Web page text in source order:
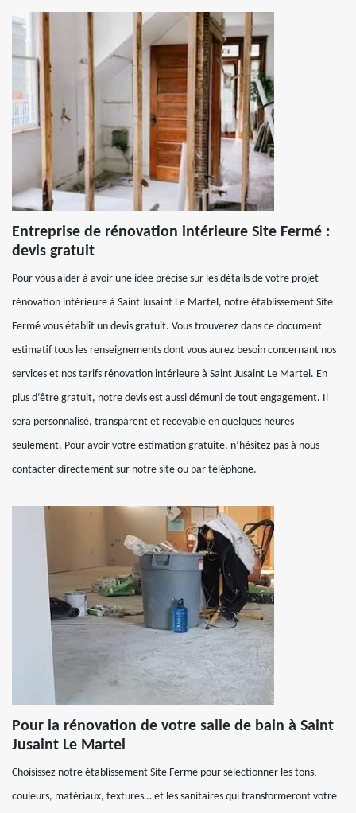
Entreprise de rénovation intérieure Site Fermé :
devis gratuit
Pour vous aider à avoir une idée précise sur les détails de votre projet
rénovation intérieure à Saint Jusaint Le Martel, notre établissement Site
Fermé vous établit un devis gratuit. Vous trouverez dans ce document
estimatif tous les renseignements dont vous aurez besoin concernant nos
services et nos tarifs rénovation intérieure à Saint Jusaint Le Martel. En
plus d’être gratuit, notre devis est aussi démuni de tout engagement. Il
sera personnalisé, transparent et recevable en quelques heures
seulement. Pour avoir votre estimation gratuite, n’hésitez pas à nous
contacter directement sur notre site ou par téléphone.
Pour la rénovation de votre salle de bain à Saint
Jusaint Le Martel
Choisissez notre établissement Site Fermé pour sélectionner les tons,
couleurs, matériaux, textures… et les sanitaires qui transformeront votre